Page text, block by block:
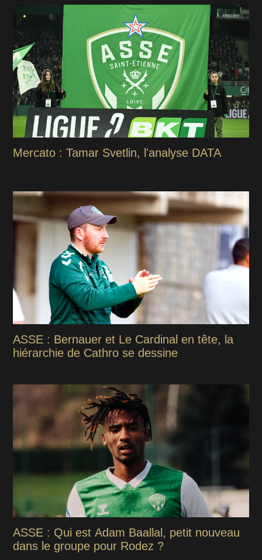
Mercato : Tamar Svetlin, l'analyse DATA
ASSE : Bernauer et Le Cardinal en tête, la
hiérarchie de Cathro se dessine
ASSE : Qui est Adam Baallal, petit nouveau
dans le groupe pour Rodez ?